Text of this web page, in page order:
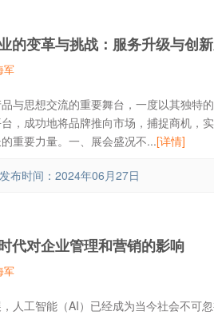
的变革与挑战：服务升级与创
军
与思想交流的重要舞台，一度以其独特
，成功地将品牌推向市场，捕捉商机，
重要力量。一、展会盛况不...[详情]
发布时间：2024年06月27日
代对企业管理和营销的影响
军
工智能（AI）已经成为当今社会不可